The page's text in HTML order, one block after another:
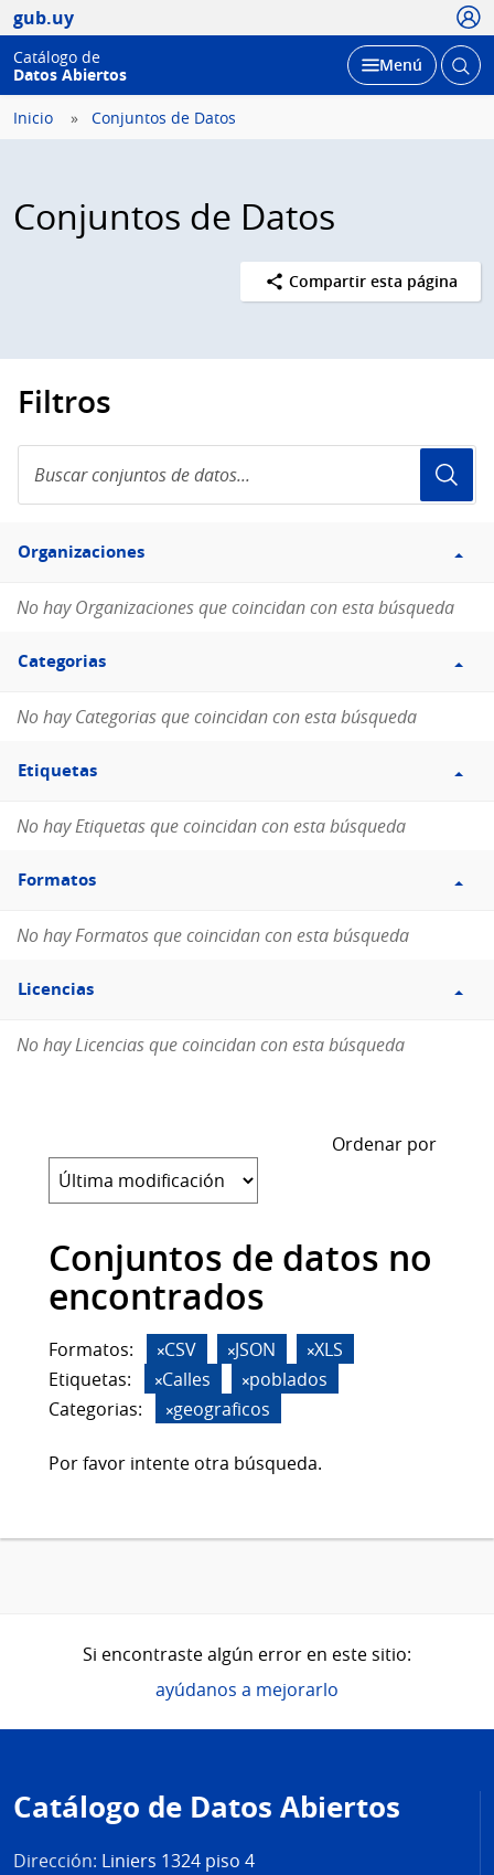
gub.uy
Catálogo de
Datos Abiertos
Desplegar
Menú Abrir
Inicio Conjuntos de Datos
Conjuntos de Datos
Compartir esta página
Filtros
conjuntos
de
Filtro
Organizaciones
Organizaciones
No hay Organizaciones que coincidan con esta búsqueda
Filtro
Categorias
Categorias
No hay Categorias que coincidan con esta búsqueda
Filtro
Etiquetas
Etiquetas
No hay Etiquetas que coincidan con esta búsqueda
Filtro
Formatos
Formatos
No hay Formatos que coincidan con esta búsqueda
Filtro
Licencias
Licencias
No hay Licencias que coincidan con esta búsqueda
Ordenar por
Conjuntos de datos no
encontrados
Formatos: CSV JSON
XLS
Etiquetas:
Calles
poblados
Categorias:
geograficos
Por favor intente otra búsqueda.
Si encontraste algún error en este sitio:
ayúdanos a mejorarlo
de
página
Catálogo de Datos Abiertos
Dirección: Liniers 1324 piso 4